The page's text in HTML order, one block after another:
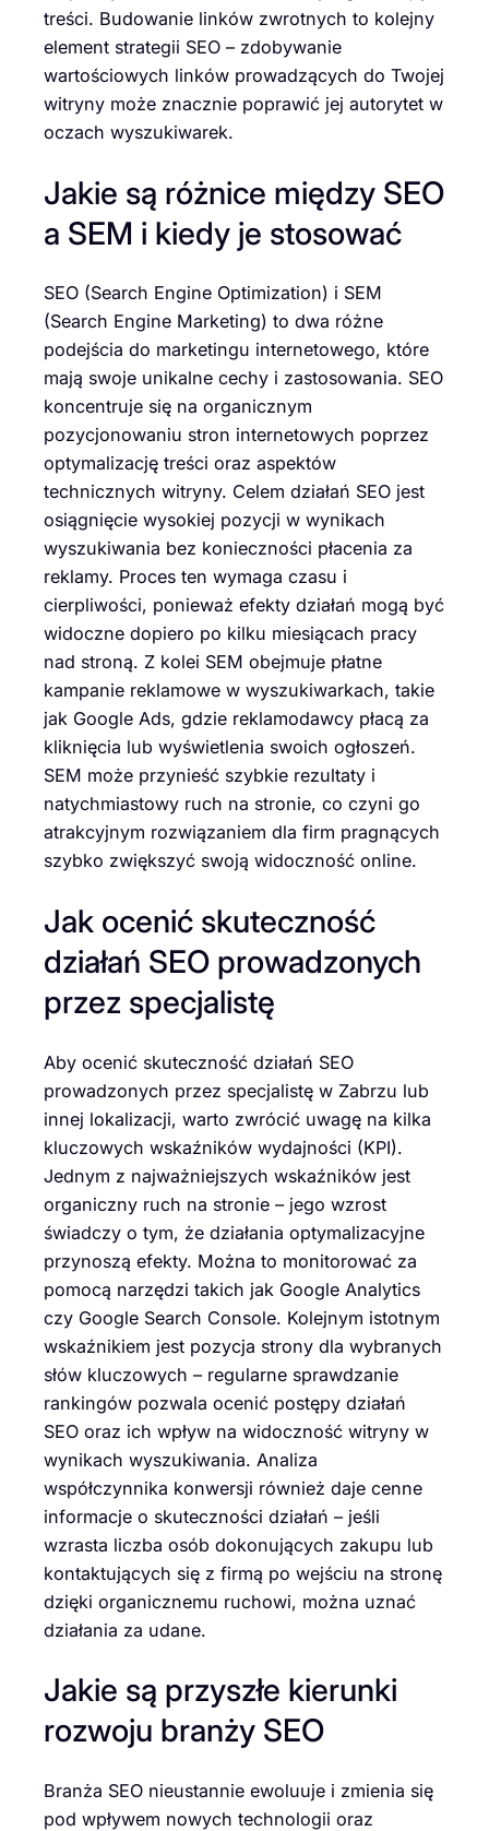
treści. Budowanie linków zwrotnych to kolejny
element strategii SEO – zdobywanie
wartościowych linków prowadzących do Twojej
witryny może znacznie poprawić jej autorytet w
oczach wyszukiwarek.
Jakie są różnice między SEO
a SEM i kiedy je stosować
SEO (Search Engine Optimization) i SEM
(Search Engine Marketing) to dwa różne
podejścia do marketingu internetowego, które
mają swoje unikalne cechy i zastosowania. SEO
koncentruje się na organicznym
pozycjonowaniu stron internetowych poprzez
optymalizację treści oraz aspektów
technicznych witryny. Celem działań SEO jest
osiągnięcie wysokiej pozycji w wynikach
wyszukiwania bez konieczności płacenia za
reklamy. Proces ten wymaga czasu i
cierpliwości, ponieważ efekty działań mogą być
widoczne dopiero po kilku miesiącach pracy
nad stroną. Z kolei SEM obejmuje płatne
kampanie reklamowe w wyszukiwarkach, takie
jak Google Ads, gdzie reklamodawcy płacą za
kliknięcia lub wyświetlenia swoich ogłoszeń.
SEM może przynieść szybkie rezultaty i
natychmiastowy ruch na stronie, co czyni go
atrakcyjnym rozwiązaniem dla firm pragnących
szybko zwiększyć swoją widoczność online.
Jak ocenić skuteczność
działań SEO prowadzonych
przez specjalistę
Aby ocenić skuteczność działań SEO
prowadzonych przez specjalistę w Zabrzu lub
innej lokalizacji, warto zwrócić uwagę na kilka
kluczowych wskaźników wydajności (KPI).
Jednym z najważniejszych wskaźników jest
organiczny ruch na stronie – jego wzrost
świadczy o tym, że działania optymalizacyjne
przynoszą efekty. Można to monitorować za
pomocą narzędzi takich jak Google Analytics
czy Google Search Console. Kolejnym istotnym
wskaźnikiem jest pozycja strony dla wybranych
słów kluczowych – regularne sprawdzanie
rankingów pozwala ocenić postępy działań
SEO oraz ich wpływ na widoczność witryny w
wynikach wyszukiwania. Analiza
współczynnika konwersji również daje cenne
informacje o skuteczności działań – jeśli
wzrasta liczba osób dokonujących zakupu lub
kontaktujących się z firmą po wejściu na stronę
dzięki organicznemu ruchowi, można uznać
działania za udane.
Jakie są przyszłe kierunki
rozwoju branży SEO
Branża SEO nieustannie ewoluuje i zmienia się
pod wpływem nowych technologii oraz